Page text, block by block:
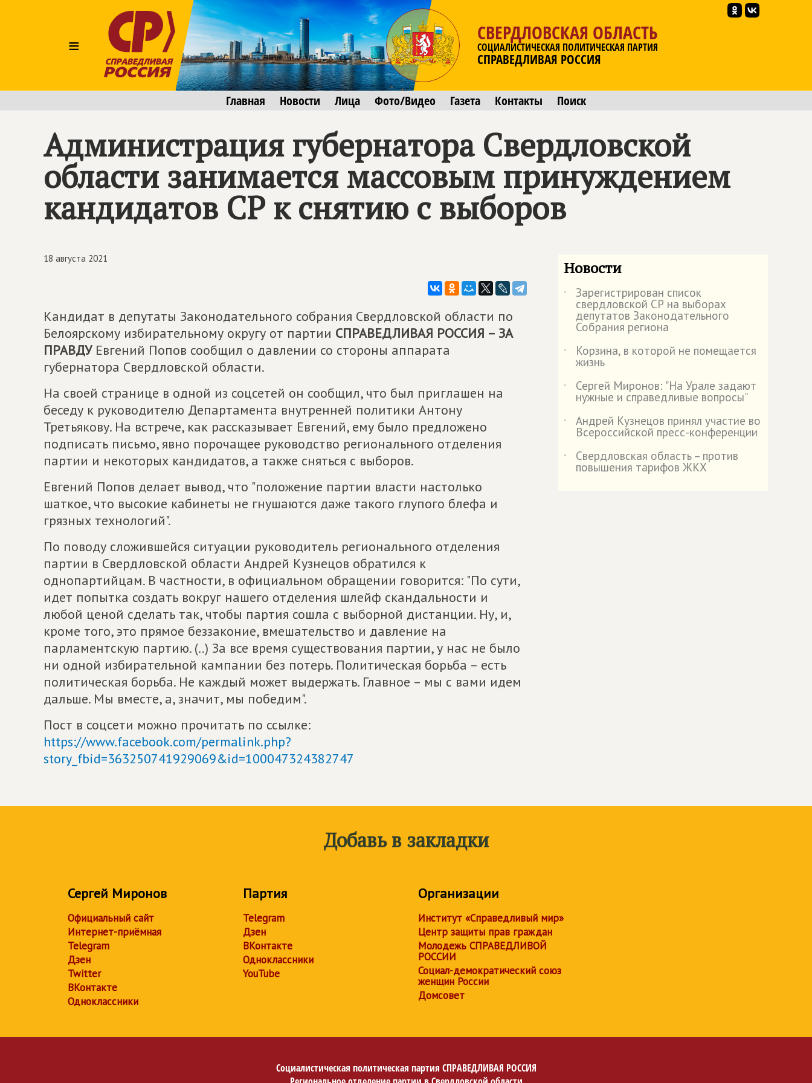
≡
СВЕРДЛОВСКАЯ ОБЛАСТЬ
СОЦИАЛИСТИЧЕСКАЯ ПОЛИТИЧЕСКАЯ ПАРТИЯ
СПРАВЕДЛИВАЯ РОССИЯ
Главная Новости Лица Фото/Видео Газета Контакты Поиск
Администрация губернатора Свердловской
области занимается массовым принуждением
кандидатов СР к снятию с выборов
18 августа 2021
Кандидат в депутаты Законодательного собрания Свердловской области по
Белоярскому избирательному округу от партии СПРАВЕДЛИВАЯ РОССИЯ – ЗА
ПРАВДУЕвгений Попов сообщил о давлении со стороны аппарата
губернатора Свердловской области.
На своей странице в одной из соцсетей он сообщил, что был приглашен на
беседу к руководителю Департамента внутренней политики Антону
Третьякову. На встрече, как рассказывает Евгений, ему было предложено
подписать письмо, явно порочащее руководство регионального отделения
партии и некоторых кандидатов, а также сняться с выборов.
Евгений Попов делает вывод, что "положение партии власти настолько
шаткое, что высокие кабинеты не гнушаются даже такого глупого блефа и
грязных технологий".
По поводу сложившейся ситуации руководитель регионального отделения
партии в Свердловской области Андрей Кузнецов обратился к
однопартийцам. В частности, в официальном обращении говорится: "По сути,
идет попытка создать вокруг нашего отделения шлейф скандальности и
любой ценой сделать так, чтобы партия сошла с выборной дистанции. Ну, и,
кроме того, это прямое беззаконие, вмешательство и давление на
парламентскую партию. (..) За все время существования партии, у нас не было
ни одной избирательной кампании без потерь. Политическая борьба – есть
политическая борьба. Не каждый может выдержать. Главное – мы с вами идем
дальше. Мы вместе, а, значит, мы победим".
Пост в соцсети можно прочитать по ссылке:
https://www.facebook.com/permalink.php?
story_fbid=363250741929069&id=100047324382747
Новости
˙ Зарегистрирован список
свердловской СР на выборах
депутатов Законодательного
Собрания региона
˙
Корзина, в которой не помещается
жизнь
˙
Сергей Миронов: "На Урале задают
нужные и справедливые вопросы"
˙
Андрей Кузнецов принял участие во
Всероссийской пресс-конференции
˙
Свердловская область – против
повышения тарифов ЖКХ
Добавь в закладки
Сергей Миронов
Официальный сайт
Интернет-приёмная
Telegram
Дзен
Twitter
ВКонтакте
Одноклассники
Партия
Telegram
Дзен
ВКонтакте
Одноклассники
YouTube
Организации
Институт «Справедливый мир»
Центр защиты прав граждан
Молодежь СПРАВЕДЛИВОЙ
РОССИИ
Социал-демократический союз
женщин России
Домсовет
Социалистическая политическая партия СПРАВЕДЛИВАЯ РОССИЯ